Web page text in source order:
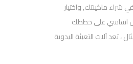
شراء ماكينتك, واختيار
اساسي على خططك
، تعد آلات التعبئة اليدوية